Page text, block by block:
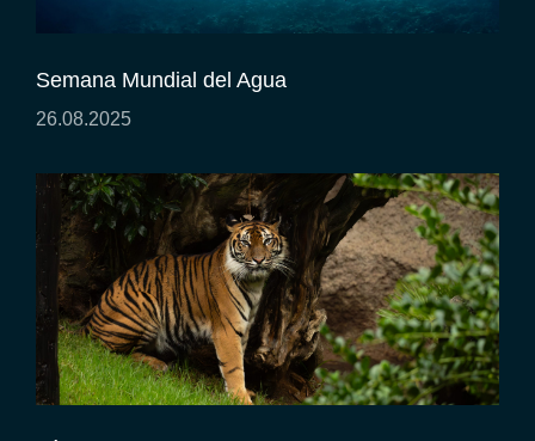
Semana Mundial del Agua
26.08.2025